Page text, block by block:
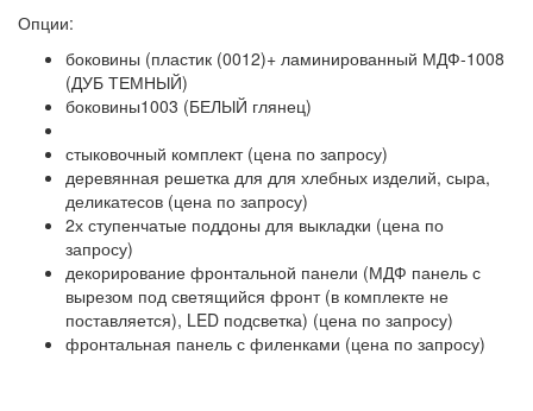
Опции:
боковины (пластик (0012)+ ламинированный МДФ-1008
(ДУБ ТЕМНЫЙ)
боковины1003 (БЕЛЫЙ глянец)
стыковочный комплект (цена по запросу)
деревянная решетка для для хлебных изделий, сыра,
деликатесов (цена по запросу)
2х ступенчатые поддоны для выкладки (цена по
запросу)
декорирование фронтальной панели (МДФ панель с
вырезом под светящийся фронт (в комплекте не
поставляется), LED подсветка) (цена по запросу)
фронтальная панель с филенками (цена по запросу)